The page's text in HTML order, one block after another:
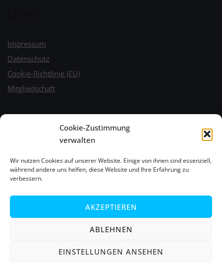
Cookie-Zustimmung
verwalten
Wir nutzen Cookies auf unserer Website. Einige von ihnen sind essenziell,
während andere uns helfen, diese Website und Ihre Erfahrung zu
verbessern.
AKZEPTIEREN
ABLEHNEN
EINSTELLUNGEN ANSEHEN
Impressum
Datenschutz
Cookie-Richtlinie (EU)
Mitgliedschaft